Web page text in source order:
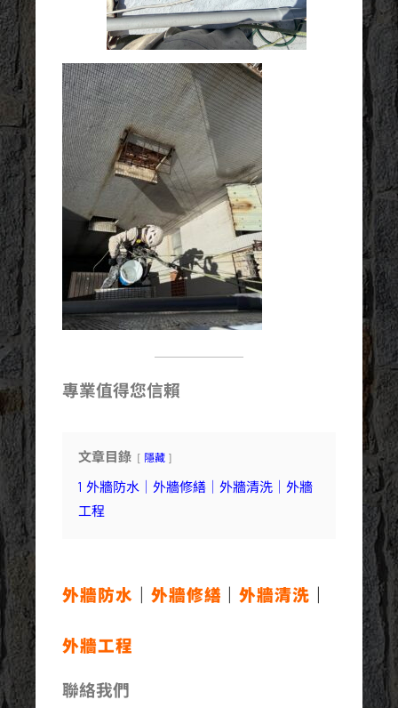
專業值得您信賴
文章目錄 隱藏
1 外牆防水｜外牆修繕｜外牆清洗｜外牆
工程
外牆防水 外牆修繕 ｜外牆清洗
外牆工程
聯絡我們